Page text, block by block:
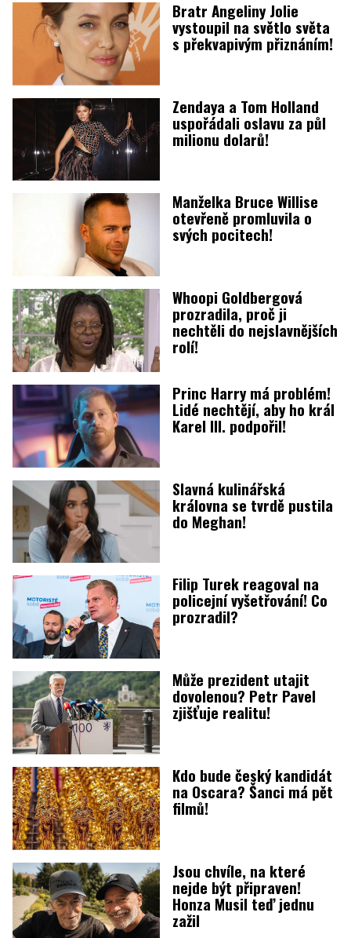
Bratr Angeliny Jolie
vystoupil na světlo světa
s překvapivým přiznáním!
Zendaya a Tom Holland
uspořádali oslavu za půl
milionu dolarů!
Manželka Bruce Willise
otevřeně promluvila o
svých pocitech!
Whoopi Goldbergová
prozradila, proč ji
nechtěli do nejslavnějších
rolí!
Princ Harry má problém!
Lidé nechtějí, aby ho král
Karel III. podpořil!
Slavná kulinářská
královna se tvrdě pustila
do Meghan!
Filip Turek reagoval na
policejní vyšetřování! Co
prozradil?
Může prezident utajit
dovolenou? Petr Pavel
zjišťuje realitu!
Kdo bude český kandidát
na Oscara? Šanci má pět
filmů!
Jsou chvíle, na které
nejde být připraven!
Honza Musil teď jednu
zažil